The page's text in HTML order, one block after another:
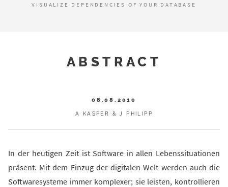
VISUALIZE DEPENDENCIES OF YOUR DATABASE
ABSTRACT
08.08.2010
A KASPER & J PHILIPP
In der heutigen Zeit ist Software in allen Lebenssituationen
präsent. Mit dem Einzug der digitalen Welt werden auch die
Softwaresysteme immer komplexer; sie leisten, kontrollieren